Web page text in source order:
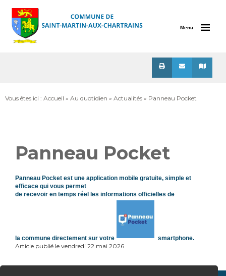
Menu
Vous êtes ici : Accueil » Au quotidien » Actualités » Panneau Pocket
Panneau Pocket
Panneau Pocket est une application mobile gratuite, simple et
efficace qui vous permet
de recevoir en temps réel les informations officielles de
la commune directement sur votre smartphone.
Article publié le vendredi 22 mai 2026